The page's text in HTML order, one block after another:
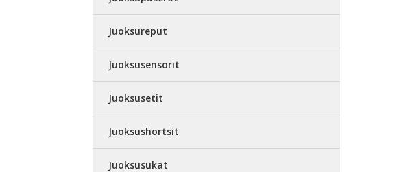
Juoksureput
Juoksusensorit
Juoksusetit
Juoksushortsit
Juoksusukat